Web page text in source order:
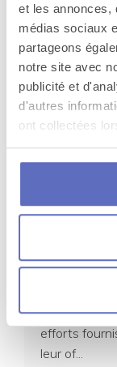
et les annonces,
médias sociaux
partageons
notre site avec
publicité et
d'autres
ont collectées
Vous
équipes en
une trè...
Les tops
Pour
efforts
leur of...